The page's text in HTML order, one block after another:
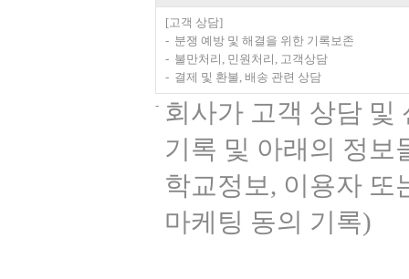
[고객 상담]
분쟁 예방 및 해결을 위한 기록보존
불만처리, 민원처리, 고객상담
결제 및 환불, 배송 관련 상담
회사가 고객 상담 및
기록 및 아래의 정보
학교정보, 이용자 또
마케팅 동의 기록)